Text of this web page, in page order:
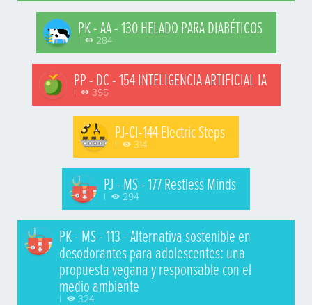
PK - AA - 130 HELADO PARA DIABÉTICOS
| 284
PP - DC - 154 INTELIGENCIA ARTIFICIAL IA
| 395
PJ-CI-144 Electric Steps
| 314
PJ - MS - 177 Restless Minds
| 294
PK - MS - 113 - Alternativa sostenible en
desodorantes para adolescentes: una
propuesta vegana y responsable con el
medio ambiente
| 324